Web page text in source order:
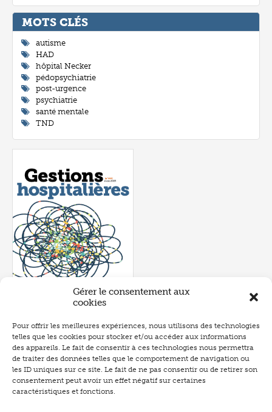
Gérer le consentement aux
cookies
Pour offrir les meilleures expériences, nous utilisons des technologies
telles que les cookies pour stocker et/ou accéder aux informations
des appareils. Le fait de consentir à ces technologies nous permettra
de traiter des données telles que le comportement de navigation ou
les ID uniques sur ce site. Le fait de ne pas consentir ou de retirer son
consentement peut avoir un effet négatif sur certaines
caractéristiques et fonctions.
MOTS CLÉ
autisme
HAD
hôpital Necker
pédopsychiatrie
post-urgence
psychiatrie
santé mentale
TND
Numéro 644- mars 2025
P.153
Partagez